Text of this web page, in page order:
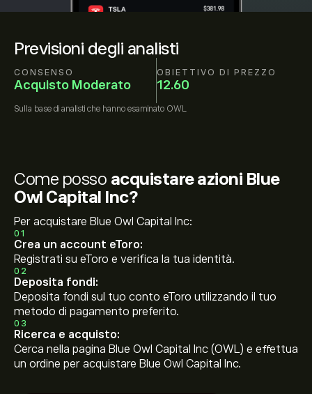
Previsioni degli analisti
CONSENSO
Acquisto Moderato
OBIETTIVO DI PREZZO
12.60
Sulla base di analisti che hanno esaminato OWL
Come posso acquistare azioni Blue
Owl Capital Inc?
Per acquistare Blue Owl Capital Inc:
01
Crea un account eToro:
Registrati su eToro e verifica la tua identità.
02
Deposita fondi:
Deposita fondi sul tuo conto eToro utilizzando il tuo
metodo di pagamento preferito.
03
Ricerca e acquisto:
Cerca nella pagina Blue Owl Capital Inc (OWL) e effettua
un ordine per acquistare Blue Owl Capital Inc.